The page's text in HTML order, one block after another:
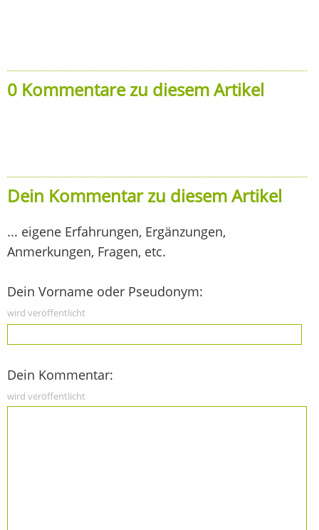
0 Kommentare zu diesem Artikel
Dein Kommentar zu diesem Artikel
... eigene Erfahrungen, Ergänzungen,
Anmerkungen, Fragen, etc.
Dein Vorname oder Pseudonym:
wird veröffentlicht
Dein Kommentar:
wird veröffentlicht